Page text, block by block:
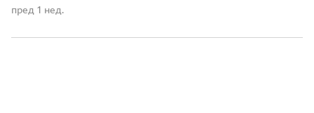
историјата, борбата за слобода и љубовта кон
Свети Илија како силен заштитник и небесен чувар. Во
пред 1 нед.